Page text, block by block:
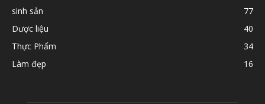
sinh sản
77
Dược liệu
40
Thực Phẩm
34
Làm đẹp
16